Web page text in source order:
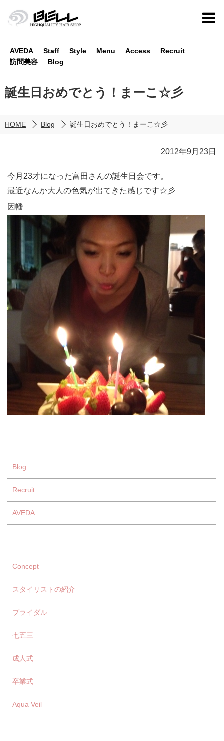
AVEDA Staff Style Menu Access
Recruit
訪問美容
Blog
誕生日おめでとう！まーこ☆彡
HOME Blog 誕生日おめでとう！まーこ☆彡
2012年9月23日
今月23才になった富田さんの誕生日会です。
最近なんか大人の色気が出てきた感じです☆彡
因幡
Blog
Recruit
AVEDA
Concept
スタイリストの紹介
ブライダル
七五三
成人式
卒業式
Aqua Veil